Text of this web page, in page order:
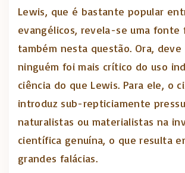
Lewis, que é bastante popular
evangélicos, revela-se uma fonte
também nesta questão. Ora,
ninguém foi mais crítico do uso
ciência do que Lewis. Para ele, o
introduz sub-repticiamente
naturalistas ou materialistas na
científica genuína, o que resulta
grandes falácias.